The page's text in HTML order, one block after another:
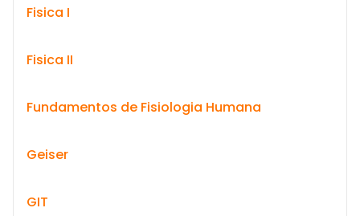
Fisica I
Fisica II
Fundamentos de Fisiologia Humana
Geiser
GIT